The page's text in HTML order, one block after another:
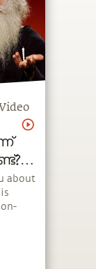
Video
about